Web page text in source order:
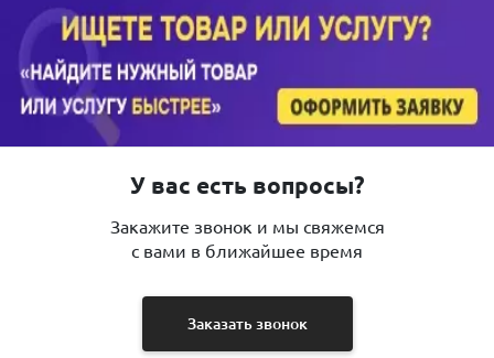
У вас есть вопросы?
Закажите звонок и мы свяжемся
с вами в ближайшее время
Заказать звонок